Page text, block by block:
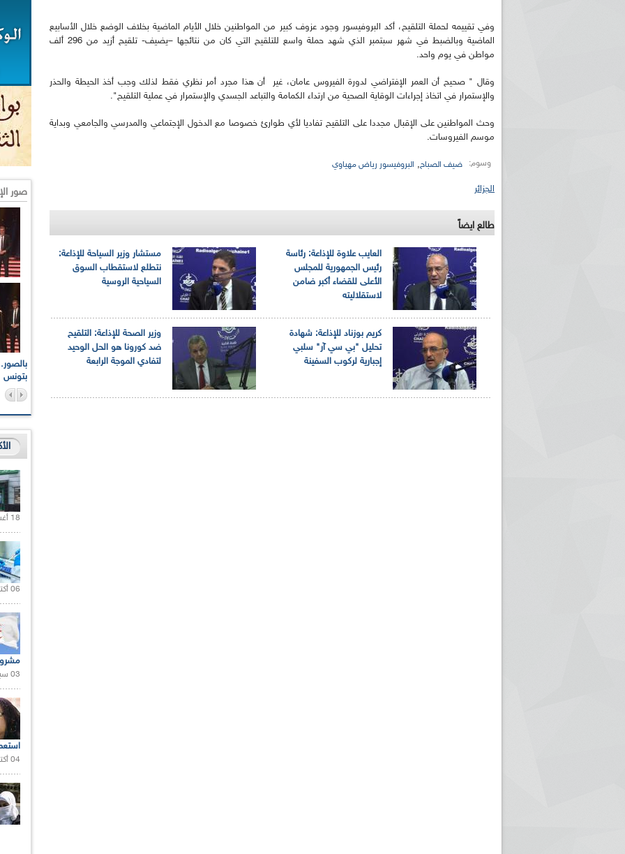
وفي تقييمه لحملة التلقيح، أكد البروفيسور وجود عزوف كبير من المواطنين خلال الأيام الماضية بخلاف الوضع خلال الأسابيع
الماضية وبالضبط في شهر سبتمبر الذي شهد حملة واسع للتلقيح التي كان من نتائجها –يضيف- تلقيح أزيد من 296 ألف
مواطن في يوم واحد.
وقال " صحيح أن العمر الإفتراضي لدورة الفيروس عامان، غير أن هذا مجرد أمر نظري فقط لذلك وجب أخذ الحيطة والحذر
والإستمرار في اتخاذ إجراءات الوقاية الصحية من ارتداء الكمامة والتباعد الجسدي والإستمرار في عملية التلقيح".
وحث المواطنين على الإقبال مجددا على التلقيح تفاديا لأي طوارئ خصوصا مع الدخول الإجتماعي والمدرسي والجامعي وبداية
موسم الفيروسات.
وسوم: ضيف الصباح, البروفيسور رياض مهياوي
الجزائر
طالع ايضاً
مستشار وزير السياحة للإذاعة:
نتطلع لاستقطاب السوق
السياحية الروسية
العايب علاوة للإذاعة: رئاسة
رئيس الجمهورية للمجلس
الأعلى للقضاء أكبر ضامن
لاستقلاليته
وزير الصحة للإذاعة: التلقيح
ضد كورونا هو الحل الوحيد
لتفادي الموجة الرابعة
كريم بوزناد للإذاعة: شهادة
تحليل "بي سي آر" سلبي
إجبارية لركوب السفينة
صور
بتونس
الإذاعة الجزائرية تقف دقيقة صمت ترحما على أرواح شهداء
17 أكتوبر 1961
بالصور... اللقاء الوطني لمديري الإذاعات الوطنية والجهوية
حول مرافقة وتغطية الإنتخابات المحلية لـ27 نوفمبر 2021
الإذاعة الجزائرية للرياضيين البارالمبيين المتوجين
18 أغسطس 2020 |
06 أكتوبر 2021 |
03 سبتمبر 2020 |
04 أكتوبر 2020 |